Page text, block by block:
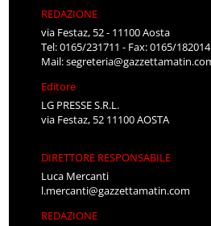
REDAZIONE
via Festaz, 52 - 11100 Aosta
Tel: 0165/231711 - Fax: 0165/
Mail:
Editore
LG PRESSE S.R.L.
via Festaz, 52 11100 AOSTA
DIRETTORE RESPONSABILE
Luca Mercanti
l.mercanti@gazzettamatin.com
REDAZIONE